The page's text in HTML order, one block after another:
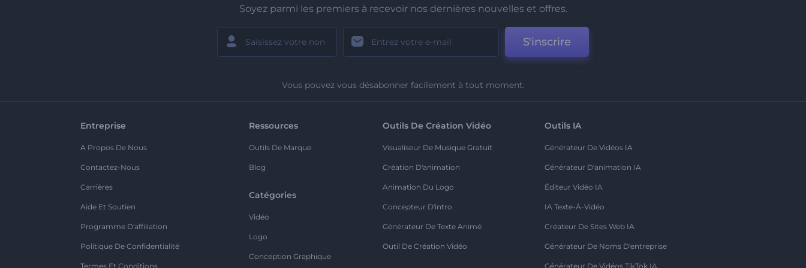
Soyez parmi les premiers à recevoir nos dernières nouvelles et offres.
S'inscrire
Vous pouvez vous désabonner facilement à tout moment.
Entreprise
A Propos De Nous
Contactez-Nous
Carrières
Aide Et Soutien
Programme D'affiliation
Politique De Confidentialité
Termes Et Conditions
Ressources
Outils De Marque
Blog
Catégories
Vidéo
Logo
Conception Graphique
Outils De Création Vidéo
Visualiseur De Musique Gratuit
Création D'animation
Animation Du Logo
Concepteur D'intro
Générateur De Texte Animé
Outil De Création Vidéo
Outils IA
Générateur De Vidéos IA
Générateur D'animation IA
Éditeur Vidéo IA
IA Texte-À-Vidéo
Créateur De Sites Web IA
Générateur De Noms D'entreprise
Générateur De Vidéos TikTok IA